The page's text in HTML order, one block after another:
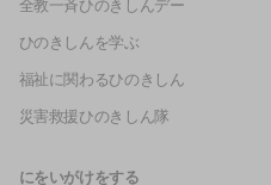
全教一斉ひのきしんデー
ひのきしんを学ぶ
福祉に関わるひのきしん
災害救援ひのきしん隊
にをいがけをする